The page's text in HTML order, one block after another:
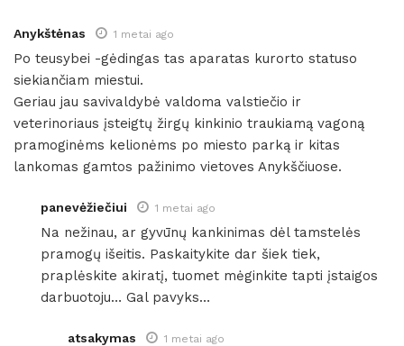
Anykštėnas 1 metai ago
Po teusybei -gėdingas tas aparatas kurorto statuso
siekiančiam miestui.
Geriau jau savivaldybė valdoma valstiečio ir
veterinoriaus įsteigtų žirgų kinkinio traukiamą vagoną
pramoginėms kelionėms po miesto parką ir kitas
lankomas gamtos pažinimo vietoves Anykščiuose.
panevėžiečiui 1 metai ago
Na nežinau, ar gyvūnų kankinimas dėl tamstelės
pramogų išeitis. Paskaitykite dar šiek tiek,
praplėskite akiratį, tuomet mėginkite tapti įstaigos
darbuotoju… Gal pavyks…
atsakymas 1 metai ago